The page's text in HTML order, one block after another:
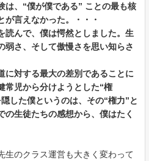
は、“僕が僕である” ことの最も核
が言えなかった。・・・
んで、僕は愕然としました。生
弱さ、そして傲慢さを思い知らさ
対する最大の差別であることに
常児から分けようとした“権
した僕というのは、その“権力”と
の生徒たちの感想から、僕はたく
生のクラス運営も大きく変わって